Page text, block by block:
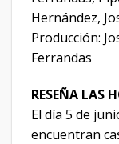
Hernández,
Producción:
Ferrandas
RESEÑA LAS
El día 5 de
encuentran